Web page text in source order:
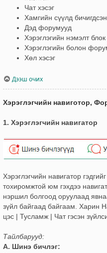
Чат хэсэг
Хамгийн сүүлд
Дэд форумууд
Хэрэглэгийн нэмэлт блок
Хэрэглэгийн болон
Хөл хэсэг
Дээш очих
Хэрэглэгчийн навиготор,
1. Хэрэглэгчийн навигатор
Хэрэглэгчийн навигатор
тохиромжтой юм гэхдээ
нэршил болгоод оруулаад
зүйл байгаад байгаам. Харин
цэс | Тусламж | Чат гэсэн
Тайлбарууд:
А. Шинэ бичлэг: